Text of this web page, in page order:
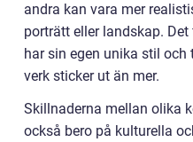
andra kan vara mer
porträtt eller landskap.
har sin egen unika stil
verk sticker ut än mer.
Skillnaderna mellan olika
också bero på kulturella